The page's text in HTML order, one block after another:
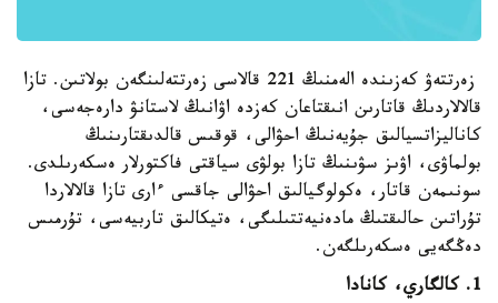
زەرتتەۋ كەزىندە الەمنىڭ 221 قالاسى زەرتتەلىنگەن بولاتىن. تازا
قالالاردىڭ قاتارىن انىقتاعان كەزدە اۋانىڭ لاستانۋ دارەجەسى،
كاناليزاتسيالىق جۇيەنىڭ احۋالى، قوقىس قالدىقتارىنىڭ
بولماۋى، اۋىز سۋىنىڭ تازا بولۋى سياقتى فاكتورلار ەسكەرىلدى.
سونىمەن قاتار، ەكولوگيالىق احۋالى جاقسى ءارى تازا قالالاردا
تۇراتىن حالىقتىڭ مادەنيەتتىلىگى، ەتيكالىق تاربيەسى، تۇرمىس
دەڭگەيى ەسكەرىلگەن.
1. كالگاري، كانادا